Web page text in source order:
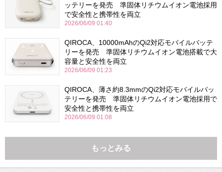
ッテリーを発売 準固体リチウムイオン電池採用
で安全性と携帯性を両立
2026/06/09 01:40
QIROCA、10000mAhのQi2対応モバイルバッテ
リーを発売 準固体リチウムイオン電池搭載で大
容量と安全性を両立
2026/06/09 01:23
QIROCA、薄さ約8.3mmのQi2対応モバイルバッ
テリーを発売 準固体リチウムイオン電池採用で
安全性と携帯性を両立
2026/06/09 01:08
もっとみる